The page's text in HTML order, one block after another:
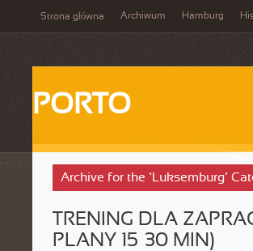
Strona główna Archiwum Hamburg
PORTO
Archive for the ‘Luksemburg’
TRENING DLA
PLANY 15–30 MIN)